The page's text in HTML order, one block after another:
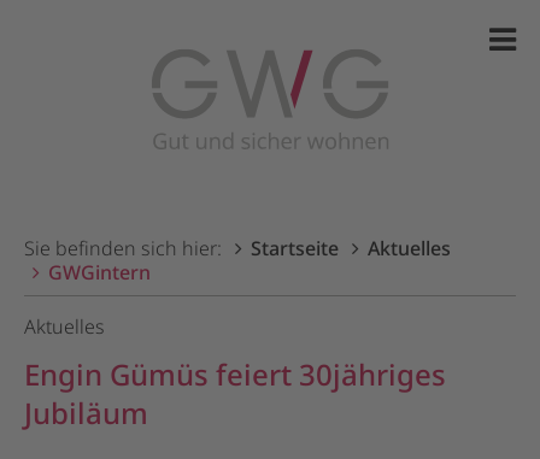
Sie befinden sich hier: Startseite
Aktuelles
GWGintern
Aktuelles
Engin Gümüs feiert 30jähriges
Jubiläum